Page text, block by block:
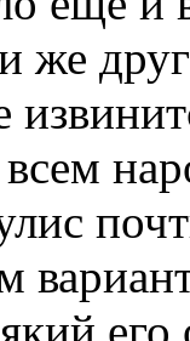
же